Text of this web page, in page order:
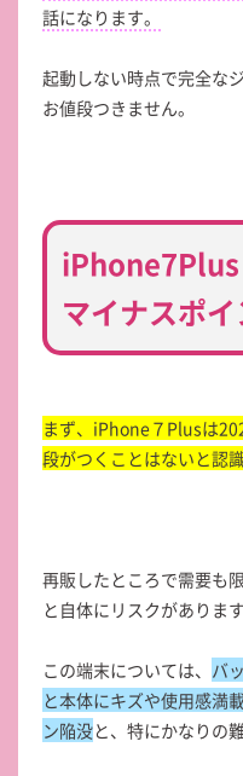
話になります。
起動しない時点で完全な
お値段つきません。
マイナスポイ
まず、iPhone７Plusは
段がつくことはないと認
再販したところで需要も
と自体にリスクがあります
この端末については、 バ
と本体にキズや使用感満
ン陥没と、特にかなりの